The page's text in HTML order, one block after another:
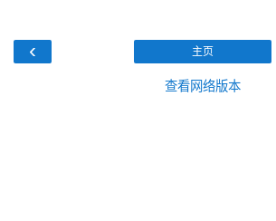
‹ 主页
查看网络版本